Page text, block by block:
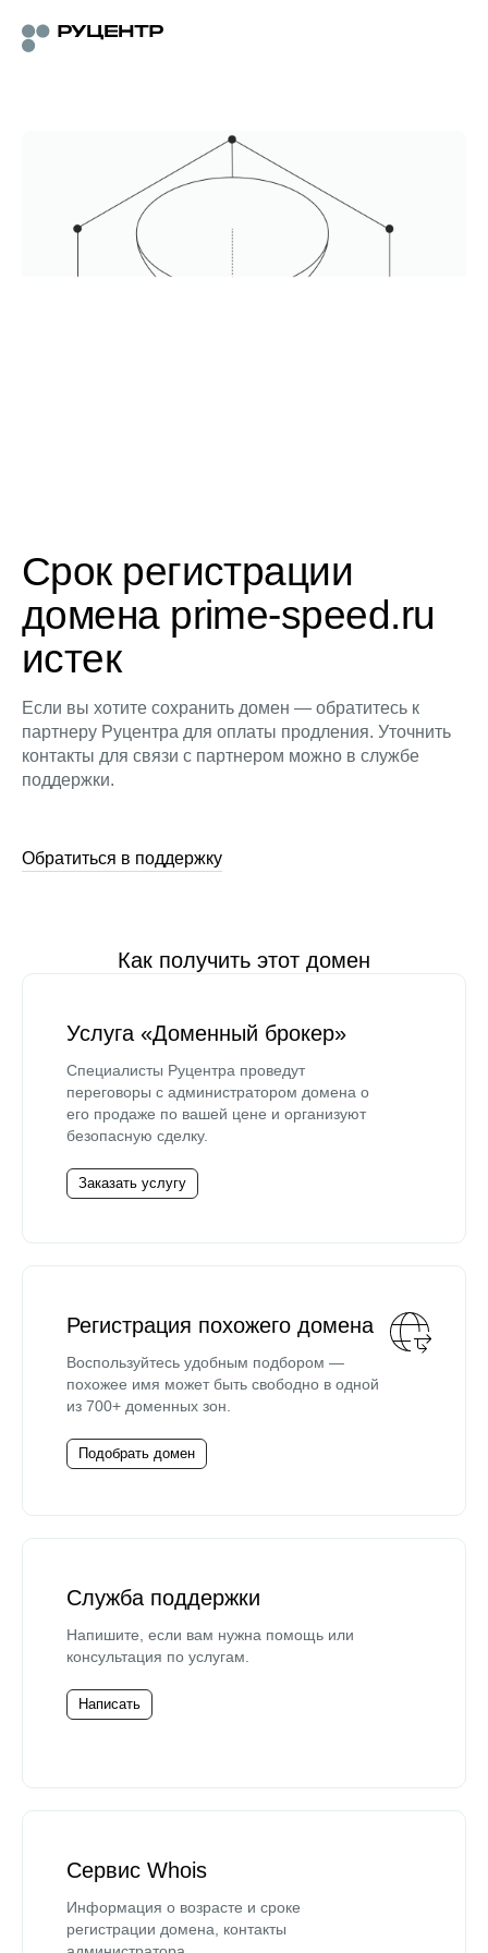
Срок регистрации
домена prime-speed.ru
истек
Если вы хотите сохранить домен — обратитесь к
партнеру Руцентра для оплаты продления. Уточнить
контакты для связи с партнером можно в службе
поддержки.
Обратиться в поддержку
Как получить этот домен
Услуга «Доменный брокер»
Специалисты Руцентра проведут
переговоры с администратором домена о
его продаже по вашей цене и организуют
безопасную сделку.
Заказать услугу
Регистрация похожего домена
Воспользуйтесь удобным подбором —
похожее имя может быть свободно в одной
из 700+ доменных зон.
Подобрать домен
Служба поддержки
Напишите, если вам нужна помощь или
консультация по услугам.
Написать
Сервис Whois
Информация о возрасте и сроке
регистрации домена, контакты